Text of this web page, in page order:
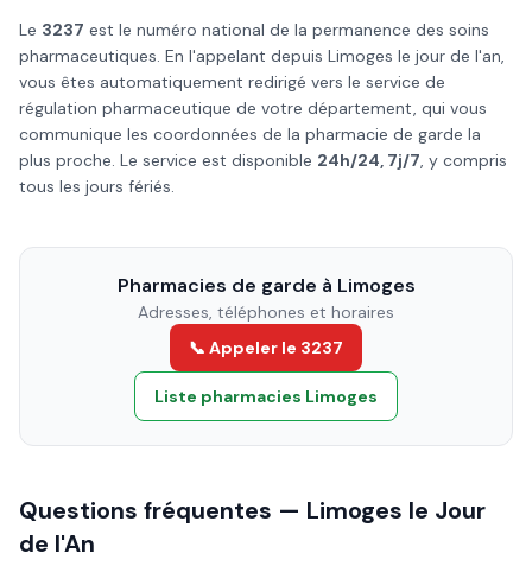
Le 3237 est le numéro national de la permanence des soins
pharmaceutiques. En l'appelant depuis Limoges le jour de l'an,
vous êtes automatiquement redirigé vers le service de
régulation pharmaceutique de votre département, qui vous
communique les coordonnées de la pharmacie de garde la
plus proche. Le service est disponible 24h/24, 7j/7, y compris
tous les jours fériés.
Pharmacies de garde à Limoges
Adresses, téléphones et horaires
📞 Appeler le 3237
Liste pharmacies Limoges
Questions fréquentes — Limoges le Jour
de l'An